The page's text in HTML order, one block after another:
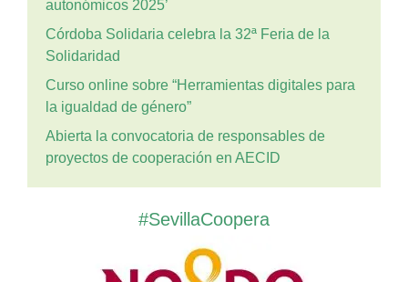
autonómicos 2025’
Córdoba Solidaria celebra la 32ª Feria de la
Solidaridad
Curso online sobre “Herramientas digitales para
la igualdad de género”
Abierta la convocatoria de responsables de
proyectos de cooperación en AECID
#SevillaCoopera